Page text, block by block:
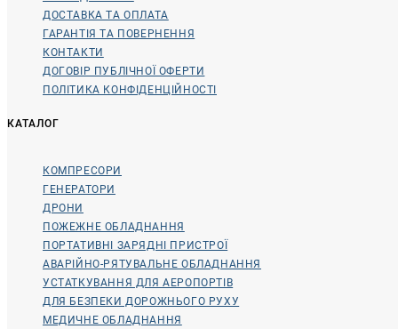
ДОСТАВКА ТА ОПЛАТА
ГАРАНТІЯ ТА ПОВЕРНЕННЯ
КОНТАКТИ
ДОГОВІР ПУБЛІЧНОЇ ОФЕРТИ
ПОЛІТИКА КОНФІДЕНЦІЙНОСТІ
КАТАЛОГ
КОМПРЕСОРИ
ГЕНЕРАТОРИ
ДРОНИ
ПОЖЕЖНЕ ОБЛАДНАННЯ
ПОРТАТИВНІ ЗАРЯДНІ ПРИСТРОЇ
АВАРІЙНО-РЯТУВАЛЬНЕ ОБЛАДНАННЯ
УСТАТКУВАННЯ ДЛЯ АЕРОПОРТІВ
ДЛЯ БЕЗПЕКИ ДОРОЖНЬОГО РУХУ
МЕДИЧНЕ ОБЛАДНАННЯ